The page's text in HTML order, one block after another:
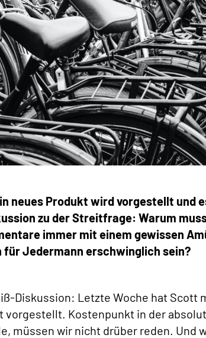
neues Produkt wird vorgestellt und
zu der Streitfrage: Warum
immer mit einem gewissen
für Jedermann erschwinglich sein?
Diskussion: Letzte Woche hat Scott
vorgestellt. Kostenpunkt in der
müssen wir nicht drüber reden. Und